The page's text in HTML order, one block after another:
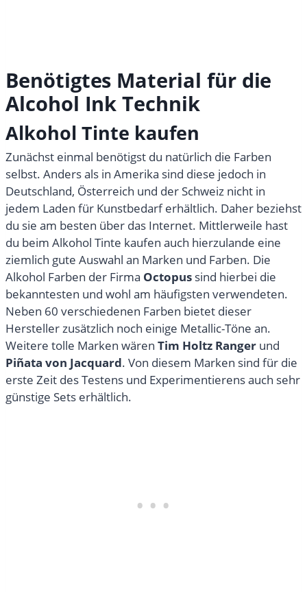
Benötigtes Material für die
Alcohol Ink Technik
Alkohol Tinte kaufen
Zunächst einmal benötigst du natürlich die Farben
selbst. Anders als in Amerika sind diese jedoch in
Deutschland, Österreich und der Schweiz nicht in
jedem Laden für Kunstbedarf erhältlich. Daher beziehst
du sie am besten über das Internet. Mittlerweile hast
du beim Alkohol Tinte kaufen auch hierzulande eine
ziemlich gute Auswahl an Marken und Farben. Die
Alkohol Farben der Firma Octopus sind hierbei die
bekanntesten und wohl am häufigsten verwendeten.
Neben 60 verschiedenen Farben bietet dieser
Hersteller zusätzlich noch einige Metallic-Töne an.
Weitere tolle Marken wären Tim Holtz Ranger und
Piñata von Jacquard. Von diesem Marken sind für die
erste Zeit des Testens und Experimentierens auch sehr
günstige Sets erhältlich.